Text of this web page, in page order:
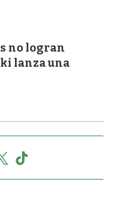
no logran
lanza una